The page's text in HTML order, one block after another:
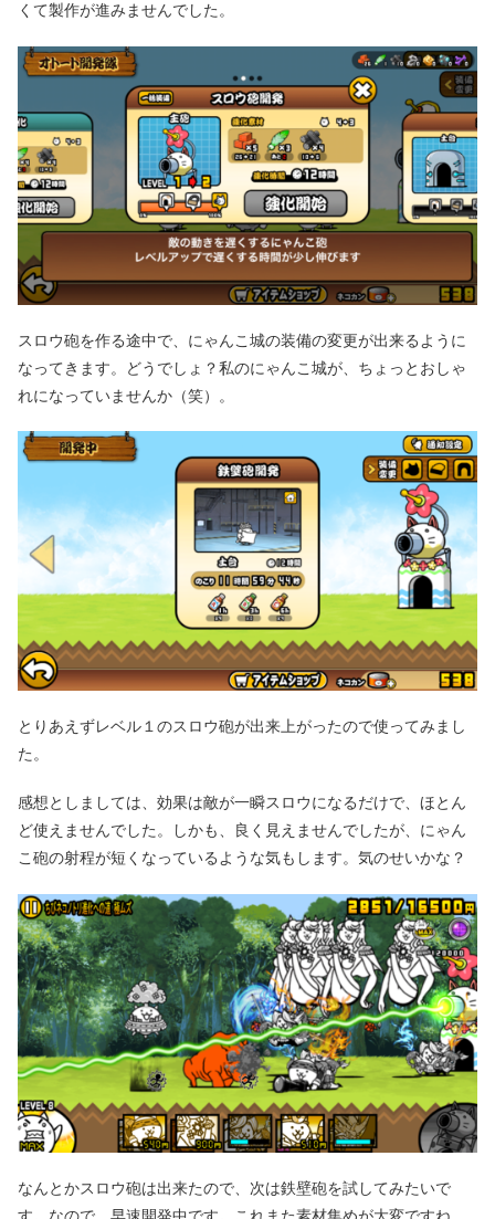
くて製作が進みませんでした。
スロウ砲を作る途中で、にゃんこ城の装備の変更が出来るように
なってきます。どうでしょ？私のにゃんこ城が、ちょっとおしゃ
れになっていませんか（笑）。
とりあえずレベル１のスロウ砲が出来上がったので使ってみまし
た。
感想としましては、効果は敵が一瞬スロウになるだけで、ほとん
ど使えませんでした。しかも、良く見えませんでしたが、にゃん
こ砲の射程が短くなっているような気もします。気のせいかな？
なんとかスロウ砲は出来たので、次は鉄壁砲を試してみたいで